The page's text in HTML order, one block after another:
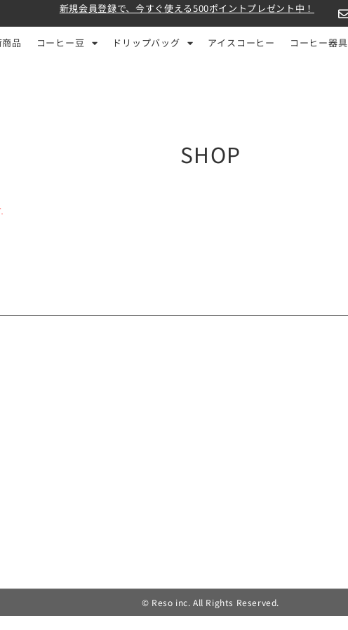
新規会員登録で、今すぐ使える500ポイントプレゼント中！
品 コーヒー豆 ドリップバッグ アイスコーヒー コーヒー器具
SHOP
© Reso inc. All Rights Reserved.